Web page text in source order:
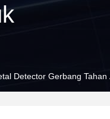
Detector Gerbang Tahan